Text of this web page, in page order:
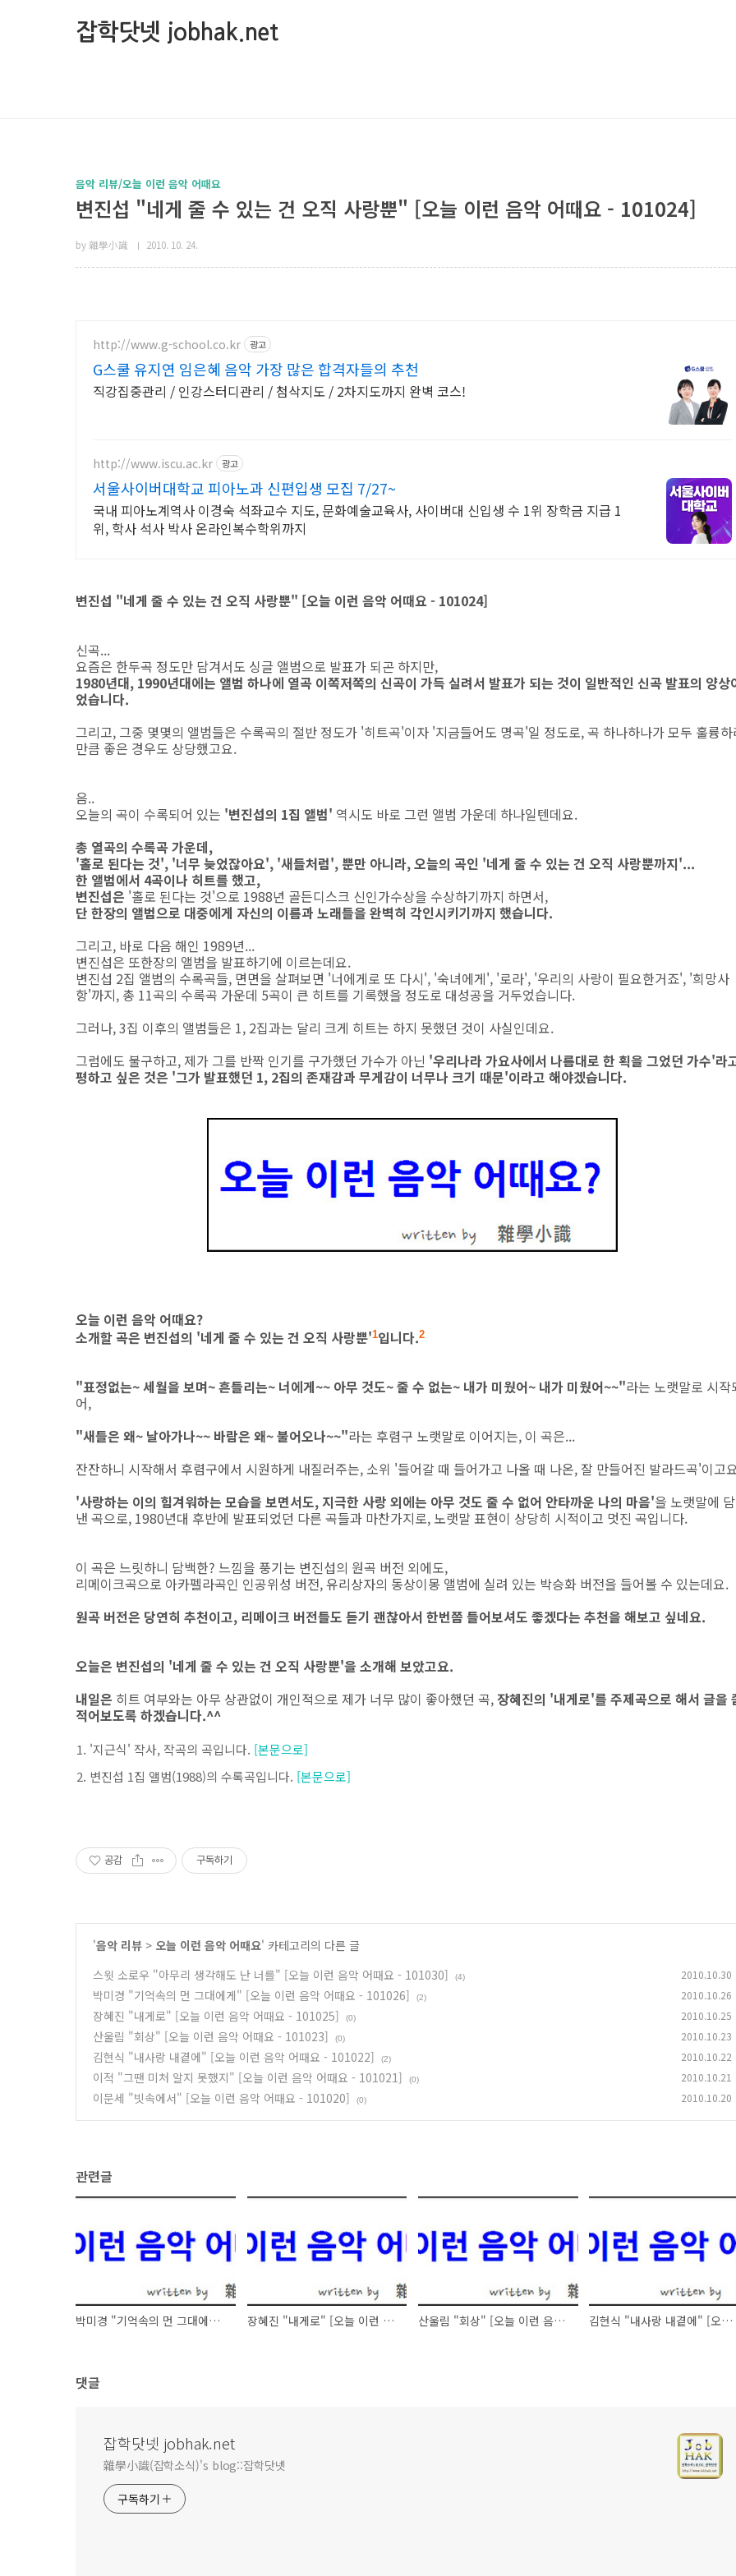
잡학닷넷 jobhak.net
음악 리뷰/오늘 이런 음악 어때요
변진섭 "네게 줄 수 있는 건 오직 사랑뿐" [오늘 이런 음악 어때요 - 101024]
by 雜學小識 2010. 10. 24.
http://www.g-school.co.kr 광고
G스쿨 유지연 임은혜 음악 가장 많은 합격자들의 추천
직강집중관리 / 인강스터디관리 / 첨삭지도 / 2차지도까지 완벽 코스!
http://www.iscu.ac.kr 광고
서울사이버대학교 피아노과 신편입생 모집 7/27~
국내 피아노계역사 이경숙 석좌교수 지도, 문화예술교육사, 사이버대 신입생 수 1위 장학금 지급 1
위, 학사 석사 박사 온라인복수학위까지
변진섭 "네게 줄 수 있는 건 오직 사랑뿐" [오늘 이런 음악 어때요 - 101024]
신곡...
요즘은 한두곡 정도만 담겨서도 싱글 앨범으로 발표가 되곤 하지만,
1980년대, 1990년대에는 앨범 하나에 열곡 이쪽저쪽의 신곡이 가득 실려서 발표가 되는 것이 일반적인 신곡 발표의 양상
었습니다.
그리고, 그중 몇몇의 앨범들은 수록곡의 절반 정도가 '히트곡'이자 '지금들어도 명곡'일 정도로, 곡 하나하나가 모두 훌륭
만큼 좋은 경우도 상당했고요.
음..
오늘의 곡이 수록되어 있는 '변진섭의 1집 앨범' 역시도 바로 그런 앨범 가운데 하나일텐데요.
총 열곡의 수록곡 가운데,
'홀로 된다는 것', '너무 늦었잖아요', '새들처럼', 뿐만 아니라, 오늘의 곡인 '네게 줄 수 있는 건 오직 사랑뿐까지'...
한 앨범에서 4곡이나 히트를 했고,
변진섭은 '홀로 된다는 것'으로 1988년 골든디스크 신인가수상을 수상하기까지 하면서,
단 한장의 앨범으로 대중에게 자신의 이름과 노래들을 완벽히 각인시키기까지 했습니다.
그리고, 바로 다음 해인 1989년...
변진섭은 또한장의 앨범을 발표하기에 이르는데요.
변진섭 2집 앨범의 수록곡들, 면면을 살펴보면 '너에게로 또 다시', '숙녀에게', '로라', '우리의 사랑이 필요한거죠', '희망사
항'까지, 총 11곡의 수록곡 가운데 5곡이 큰 히트를 기록했을 정도로 대성공을 거두었습니다.
그러나, 3집 이후의 앨범들은 1, 2집과는 달리 크게 히트는 하지 못했던 것이 사실인데요.
그럼에도 불구하고, 제가 그를 반짝 인기를 구가했던 가수가 아닌 '우리나라 가요사에서 나름대로 한 획을 그었던 가수'라
평하고 싶은 것은 '그가 발표했던 1, 2집의 존재감과 무게감이 너무나 크기 때문'이라고 해야겠습니다.
오늘 이런 음악 어때요?
소개할 곡은 변진섭의 '네게 줄 수 있는 건 오직 사랑뿐'1입니다.2
"표정없는~ 세월을 보며~ 흔들리는~ 너에게~~ 아무 것도~ 줄 수 없는~ 내가 미웠어~ 내가 미웠어~~"라는 노랫말로 시작
어,
"새들은 왜~ 날아가나~~ 바람은 왜~ 불어오나~~"라는 후렴구 노랫말로 이어지는, 이 곡은...
잔잔하니 시작해서 후렴구에서 시원하게 내질러주는, 소위 '들어갈 때 들어가고 나올 때 나온, 잘 만들어진 발라드곡'이고
'사랑하는 이의 힘겨워하는 모습을 보면서도, 지극한 사랑 외에는 아무 것도 줄 수 없어 안타까운 나의 마음'을 노랫말에
낸 곡으로, 1980년대 후반에 발표되었던 다른 곡들과 마찬가지로, 노랫말 표현이 상당히 시적이고 멋진 곡입니다.
이 곡은 느릿하니 담백한? 느낌을 풍기는 변진섭의 원곡 버전 외에도,
리메이크곡으로 아카펠라곡인 인공위성 버전, 유리상자의 동상이몽 앨범에 실려 있는 박승화 버전을 들어볼 수 있는데요.
원곡 버전은 당연히 추천이고, 리메이크 버전들도 듣기 괜찮아서 한번쯤 들어보셔도 좋겠다는 추천을 해보고 싶네요.
오늘은 변진섭의 '네게 줄 수 있는 건 오직 사랑뿐'을 소개해 보았고요.
내일은 히트 여부와는 아무 상관없이 개인적으로 제가 너무 많이 좋아했던 곡, 장혜진의 '내게로'를 주제곡으로 해서 글을
적어보도록 하겠습니다.^^
'지근식' 작사, 작곡의 곡입니다. [본문으로]
변진섭 1집 앨범(1988)의 수록곡입니다. [본문으로]
공감 구독하기
'음악 리뷰 > 오늘 이런 음악 어때요' 카테고리의 다른 글
스윗 소로우 "아무리 생각해도 난 너를" [오늘 이런 음악 어때요 - 101030]
(4) 2010.10.30
박미경 "기억속의 먼 그대에게" [오늘 이런 음악 어때요 - 101026] (2) 2010.10.26
장혜진 "내게로" [오늘 이런 음악 어때요 - 101025] (0) 2010.10.25
산울림 "회상" [오늘 이런 음악 어때요 - 101023] (0) 2010.10.23
김현식 "내사랑 내곁에" [오늘 이런 음악 어때요 - 101022] (2) 2010.10.22
이적 "그땐 미처 알지 못했지" [오늘 이런 음악 어때요 - 101021] (0) 2010.10.21
이문세 "빗속에서" [오늘 이런 음악 어때요 - 101020] (0) 2010.10.20
관련글
박미경 "기억속의 먼 그대에게" [오늘 이런 음악 어때요 - 101026] 장혜진 "내게로" [오늘 이런 음악 어때요 - 101025] 산울림 "회상" [오늘 이런 음악 어때요 - 101023] 김현식 "내사랑 내곁에" [오늘 이런 음악 어때요 - 101022]
댓글
잡학닷넷 jobhak.net
雜學小識(잡학소식)'s blog::잡학닷넷
구독하기